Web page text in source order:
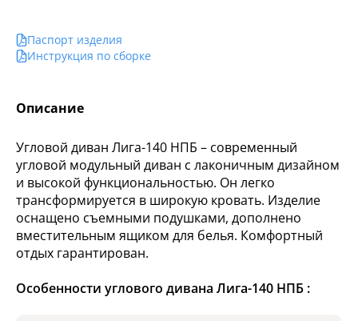
Описание
Угловой диван Лига-140 НПБ – современный
угловой модульный диван с лаконичным дизайном
и высокой функциональностью. Он легко
трансформируется в широкую кровать. Изделие
оснащено съемными подушками, дополнено
вместительным ящиком для белья. Комфортный
отдых гарантирован.
Особенности углового дивана Лига-140 НПБ :
Паспорт изделия
Инструкция по сборке